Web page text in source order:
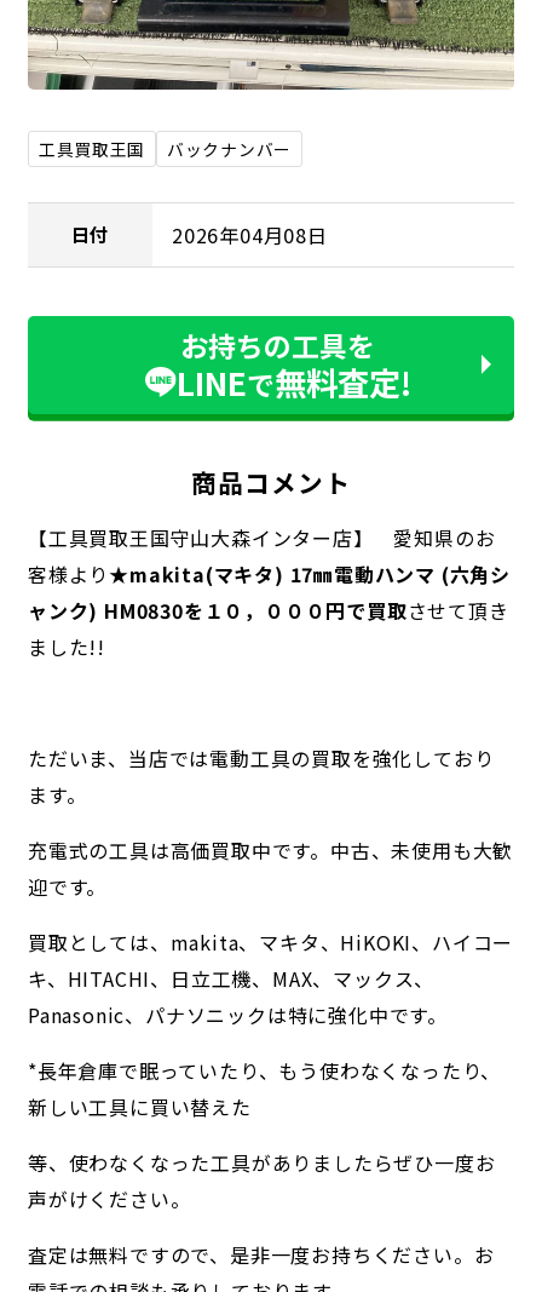
工具買取王国 バックナンバー
日付 2026年04月08日
お持ちの工具を
LINEで無料査定!
商品コメント
【工具買取王国守山大森インター店】 愛知県のお
客様より ★makita(マキタ) 17㎜電動ハンマ (六角シ
ャンク) HM0830を１０，０００円で買取させて頂き
ました!!
ただいま、当店では電動工具の買取を強化しており
ます。
充電式の工具は高価買取中です。中古、未使用も大歓
迎です。
買取としては、makita、マキタ、HiKOKI、ハイコー
キ、HITACHI、日立工機、MAX、マックス、
Panasonic、パナソニックは特に強化中です。
*長年倉庫で眠っていたり、もう使わなくなったり、
新しい工具に買い替えた
等、使わなくなった工具がありましたらぜひ一度お
声がけください。
査定は無料ですので、是非一度お持ちください。お